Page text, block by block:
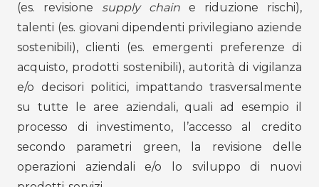
(es. revisione supply chain e riduzione rischi),
talenti (es. giovani dipendenti privilegiano aziende
sostenibili), clienti (es. emergenti preferenze di
acquisto, prodotti sostenibili), autorità di vigilanza
e/o decisori politici, impattando trasversalmente
su tutte le aree aziendali, quali ad esempio il
processo di investimento, l’accesso al credito
secondo parametri green, la revisione delle
operazioni aziendali e/o lo sviluppo di nuovi